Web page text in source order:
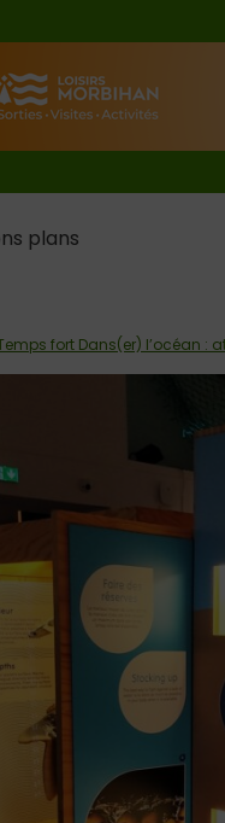
plans
fort Dans(er) l’océan :